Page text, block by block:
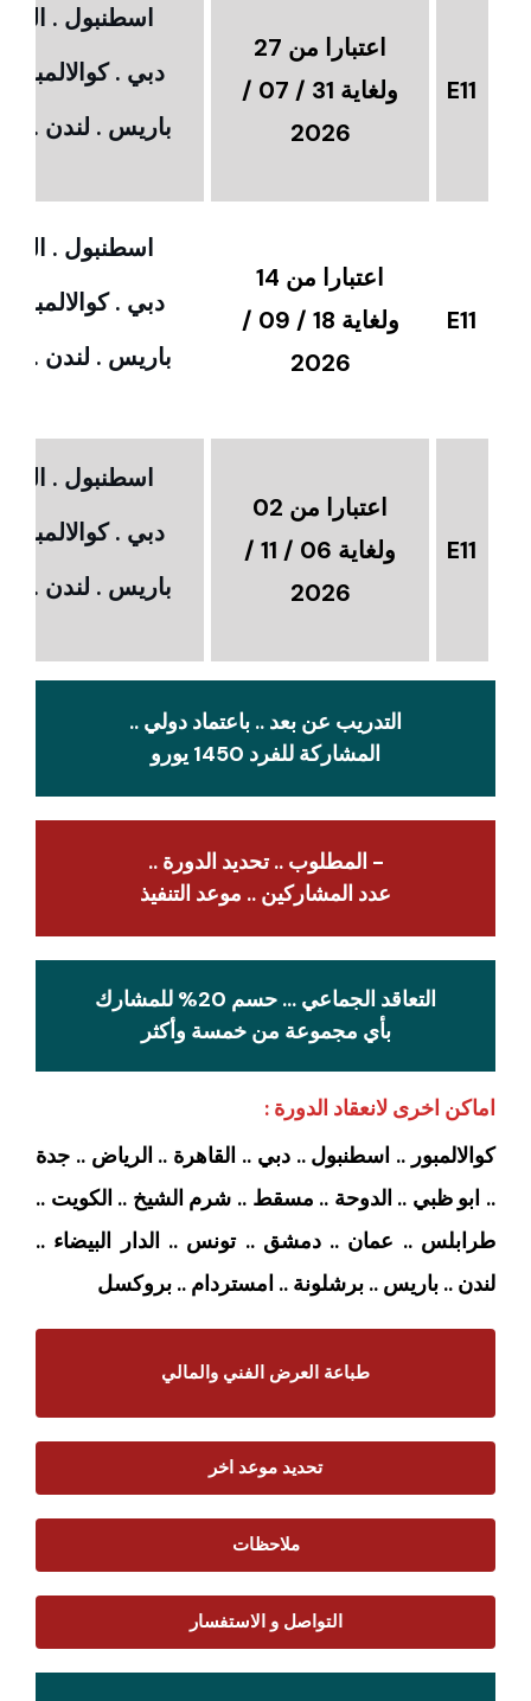
E11
اعتبارا من 27
ولغاية 31 / 07 /
2026
اسطنبول .
دبي .
باريس . لندن .
E11
اعتبارا من 14
ولغاية 18 / 09 /
2026
اسطنبول .
دبي .
باريس . لندن .
E11
اعتبارا من 02
ولغاية 06 / 11 /
2026
اسطنبول .
دبي .
باريس . لندن .
التدريب عن بعد .. باعتماد دولي ..
المشاركة للفرد 1450 يورو
- المطلوب .. تحديد الدورة ..
عدد المشاركين .. موعد التنفيذ
التعاقد الجماعي … حسم 20% للمشارك
بأي مجموعة من خمسة وأكثر
اماكن اخرى لانعقاد الدورة :
كوالالمبور .. اسطنبول .. دبي .. القاهرة .. الرياض .. جدة
.. ابو ظبي .. الدوحة .. مسقط .. شرم الشيخ .. الكويت ..
طرابلس .. عمان .. دمشق .. تونس .. الدار البيضاء ..
لندن .. باريس .. برشلونة .. امستردام .. بروكسل
طباعة العرض الفني والمالي
تحديد موعد اخر
ملاحظات
التواصل و الاستفسار